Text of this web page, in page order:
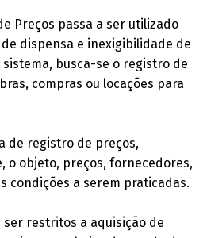
Preços passa a ser utilizado
dispensa e inexigibilidade de
busca-se o registro de
compras ou locações para
de registro de preços,
o objeto, preços, fornecedores,
condições a serem praticadas.
ser restritos a aquisição de